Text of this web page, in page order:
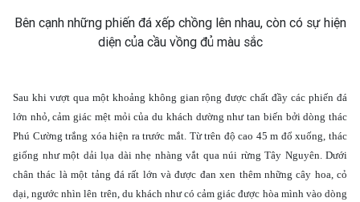
Bên cạnh những phiến đá xếp chồng lên nhau, còn có sự hiện
diện của cầu vồng đủ màu sắc
Sau khi vượt qua một khoảng không gian rộng được chất đầy các phiến đá
lớn nhỏ, cảm giác mệt mỏi của du khách dường như tan biến bởi dòng thác
Phú Cường trắng xóa hiện ra trước mắt. Từ trên độ cao 45 m đổ xuống, thác
giống như một dải lụa dài nhẹ nhàng vắt qua núi rừng Tây Nguyên. Dưới
chân thác là một tảng đá rất lớn và được đan xen thêm những cây hoa, cỏ
dại, ngước nhìn lên trên, du khách như có cảm giác được hòa mình vào dòng